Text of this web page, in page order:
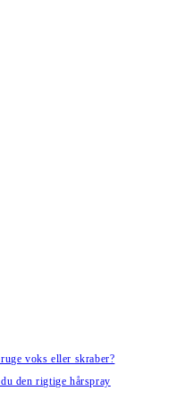
voks eller skraber?
den rigtige hårspray